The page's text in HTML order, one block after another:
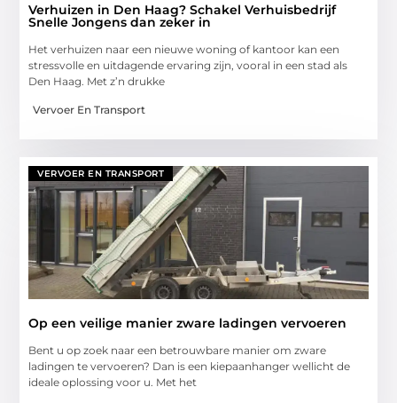
Verhuizen in Den Haag? Schakel Verhuisbedrijf
Snelle Jongens dan zeker in
Het verhuizen naar een nieuwe woning of kantoor kan een
stressvolle en uitdagende ervaring zijn, vooral in een stad als
Den Haag. Met z’n drukke
Vervoer En Transport
VERVOER EN TRANSPORT
Op een veilige manier zware ladingen vervoeren
Bent u op zoek naar een betrouwbare manier om zware
ladingen te vervoeren? Dan is een kiepaanhanger wellicht de
ideale oplossing voor u. Met het